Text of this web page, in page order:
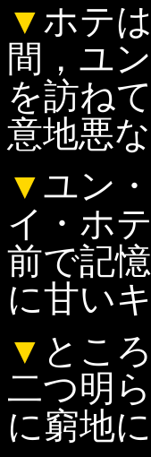
▼ ホテ
間，ユ
を訪ね
意地悪
▼ ユン
イ・ホ
前で記
に甘い
▼ とこ
二つ明
に窮地